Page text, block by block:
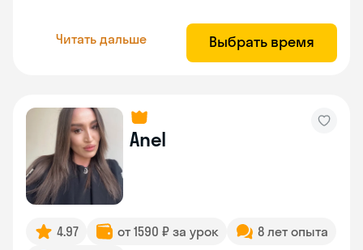
Читать дальше Выбрать время
Anel
4.97 от 1590 ₽ за урок
8 лет опыта